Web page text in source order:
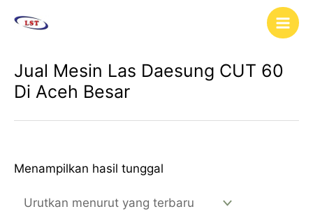
Main
Jual Mesin Las Daesung CUT 60
Di Aceh Besar
Menampilkan hasil tunggal